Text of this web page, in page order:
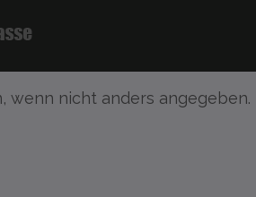
wenn nicht anders angegeben.